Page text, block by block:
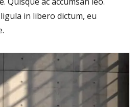
in libero dictum, eu